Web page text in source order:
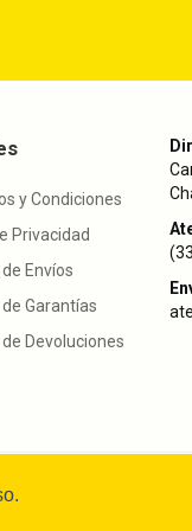
y Condiciones
Privacidad
Envíos
Garantías
Devoluciones